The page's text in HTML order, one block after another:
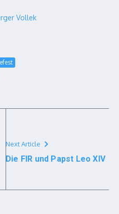
Vollek
Next Article
Die FIR und Papst Leo XIV